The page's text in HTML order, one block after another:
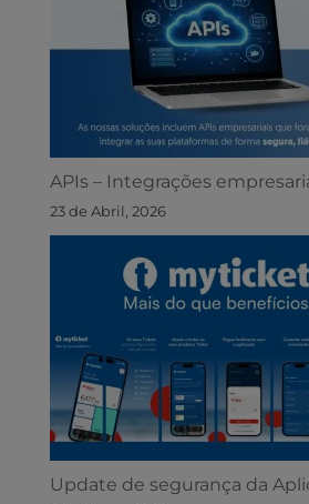
APIs – Integrações
23 de Abril, 2026
Update de segurança da